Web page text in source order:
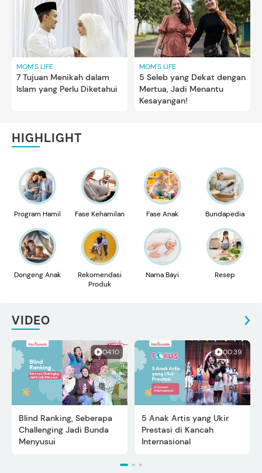
MOM'S LIFE
7 Tujuan Menikah dalam
Islam yang Perlu Diketahui
MOM'S LIFE
5 Seleb yang Dekat dengan
Mertua, Jadi Menantu
Kesayangan!
HIGHLIGHT
Program Hamil Fase Kehamilan Fase Anak Bundapedia
Dongeng Anak
Rekomendasi
Produk
Nama Bayi Resep
VIDEO
04:10
Blind Ranking, Seberapa
Challenging Jadi Bunda
Menyusui
00:39
5 Anak Artis yang Ukir
Prestasi di Kancah
Internasional